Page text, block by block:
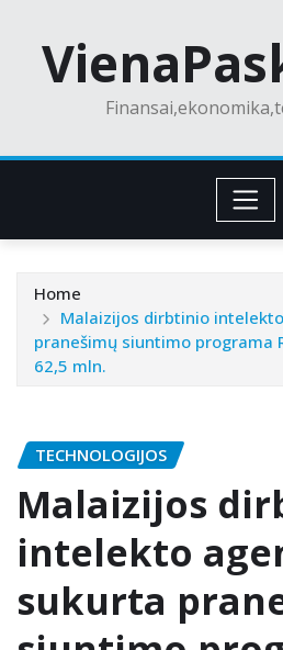
content
Home
Malaizijos dirbtinio
pranešimų siuntimo programa
62,5 mln.
TECHNOLOGIJOS
Malaizijos
intelekto
sukurta